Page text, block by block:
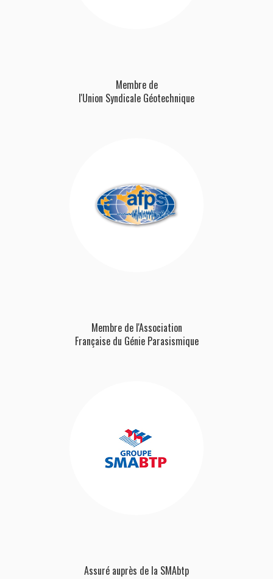
Membre de
l'Union Syndicale Géotechnique
Membre de l'Association
Française du Génie Parasismique
Assuré auprès de la SMAbtp